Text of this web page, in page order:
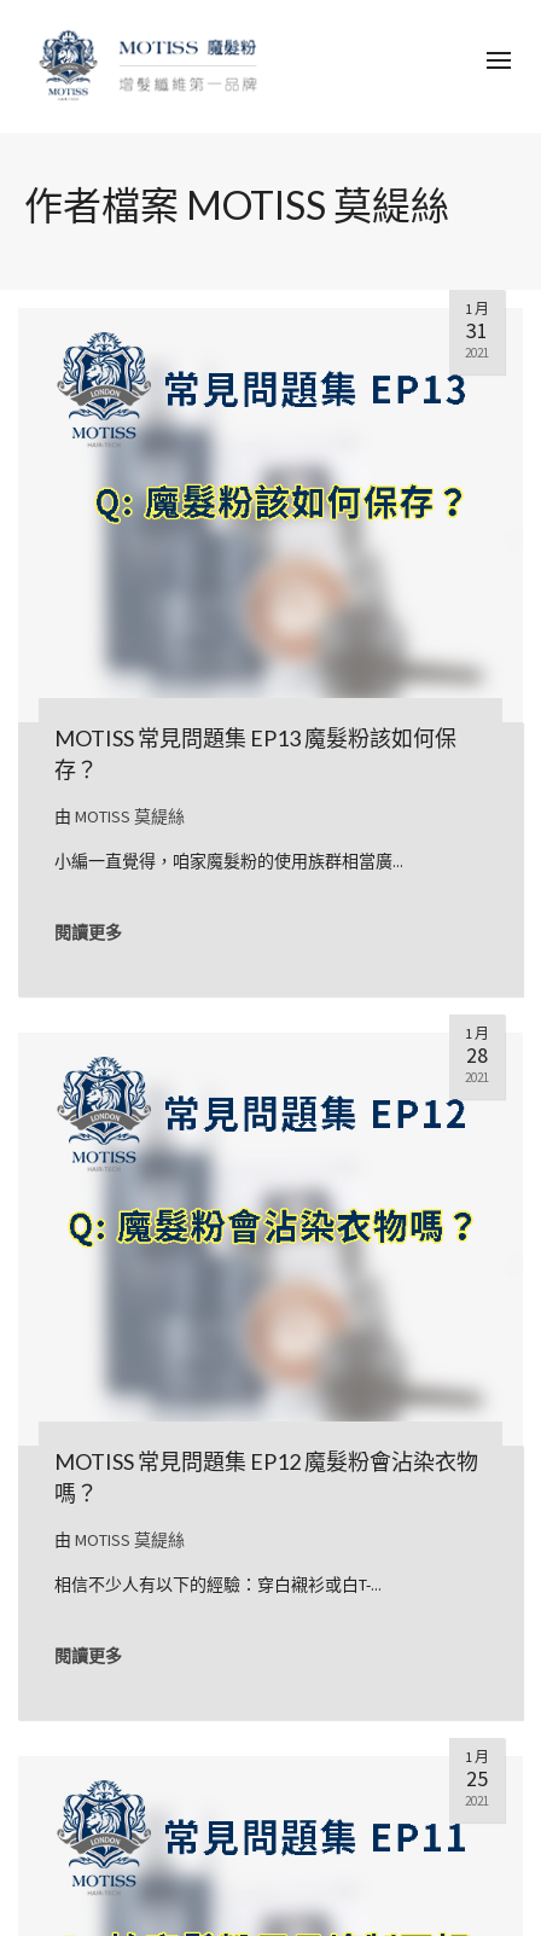
作者檔案 MOTISS 莫緹絲
1 月
31
2021
MOTISS 常見問題集 EP13 魔髮粉該如何保
存？
由 MOTISS 莫緹絲
小編一直覺得，咱家魔髮粉的使用族群相當廣...
閱讀更多
1 月
28
2021
MOTISS 常見問題集 EP12 魔髮粉會沾染衣物
嗎？
由 MOTISS 莫緹絲
相信不少人有以下的經驗：穿白襯衫或白T-...
閱讀更多
1 月
25
2021